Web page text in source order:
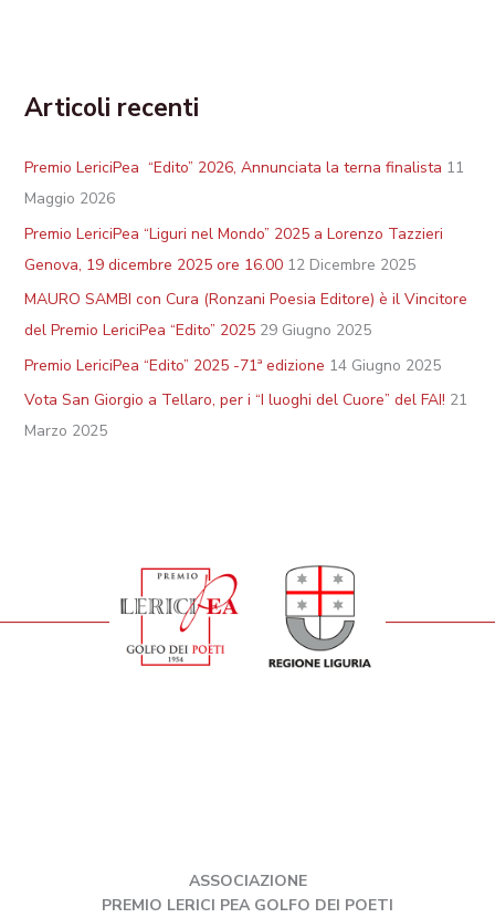
Articoli recenti
Premio LericiPea “Edito” 2026, Annunciata la terna finalista 11
Maggio 2026
Premio LericiPea “Liguri nel Mondo” 2025 a Lorenzo Tazzieri
Genova, 19 dicembre 2025 ore 16.00 12 Dicembre 2025
MAURO SAMBI con Cura (Ronzani Poesia Editore) è il Vincitore
del Premio LericiPea “Edito” 2025 29 Giugno 2025
Premio LericiPea “Edito” 2025 -71ª edizione 14 Giugno 2025
Vota San Giorgio a Tellaro, per i “I luoghi del Cuore” del FAI! 21
Marzo 2025
ASSOCIAZIONE
PREMIO LERICI PEA GOLFO DEI POETI